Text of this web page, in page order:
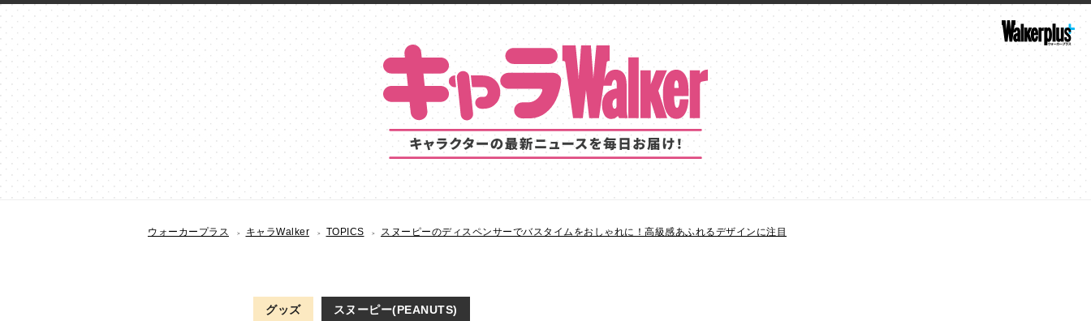
ウォーカープラス キャラWalker TOPICS スヌーピーのディスペンサーでバスタイムをおしゃれに！高級感あふれるデザインに注目
グッズ スヌーピー(PEANUTS)